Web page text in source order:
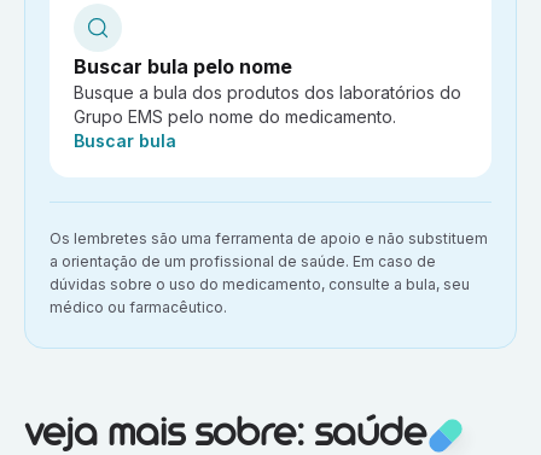
Buscar bula pelo nome
Busque a bula dos produtos dos laboratórios do
Grupo EMS pelo nome do medicamento.
Ação:
Buscar bula
Aviso importante:
Os lembretes são uma ferramenta de apoio e não substituem
a orientação de um profissional de saúde. Em caso de
dúvidas sobre o uso do medicamento, consulte a bula, seu
médico ou farmacêutico.
Veja mais sobre:Saúde
veja mais sobre: saúde